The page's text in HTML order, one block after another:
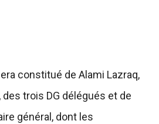
constitué de Alami Lazraq,
trois DG délégués et de
général, dont les